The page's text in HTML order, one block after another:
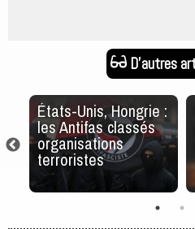
D'autres
États-Unis, Hongrie :
les Antifas classés
organisations
terroristes